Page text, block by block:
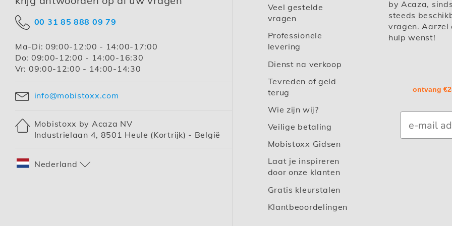
00 31 85 888 09 79
Ma-Di: 09:00-12:00 - 14:00-17:00
Do: 09:00-12:00 - 14:00-16:30
Vr: 09:00-12:00 - 14:00-14:30
info@mobistoxx.com
Mobistoxx by Acaza NV
Industrielaan 4, 8501 Heule (Kortrijk) - België
WinkelNederland
Veel gestelde
vragen
Professionele
levering
Dienst na verkoop
Tevreden of geld
terug
Wie zijn wij?
Veilige betaling
Mobistoxx Gidsen
Laat je inspireren
door onze klanten
Gratis kleurstalen
Klantbeoordelingen
by Acaza,
steeds
vragen. Aarzel
hulp wenst!
ontvang